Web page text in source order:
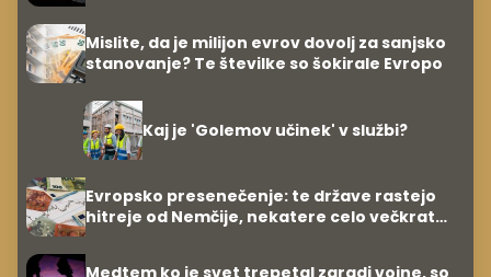
Mislite, da je milijon evrov dovolj za sanjsko
stanovanje? Te številke so šokirale Evropo
Kaj je 'Golemov učinek' v službi?
Evropsko presenečenje: te države rastejo
hitreje od Nemčije, nekatere celo večkrat